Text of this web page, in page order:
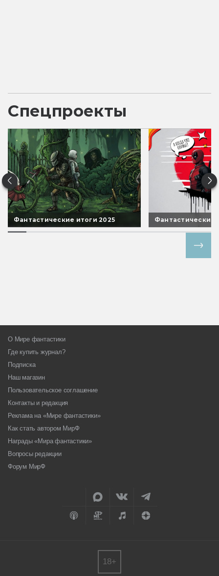
Спецпроекты
Фантастические итоги 2025 Фантастические
О Мире фантастики
Где купить журнал?
Подписка
Наш магазин
Пользовательское соглашение
Контакты и редакция
Реклама на «Мире фантастики»
Как стать автором МирФ
Награды «Мира фантастики»
Вопросы редакции
Форум МирФ
18+